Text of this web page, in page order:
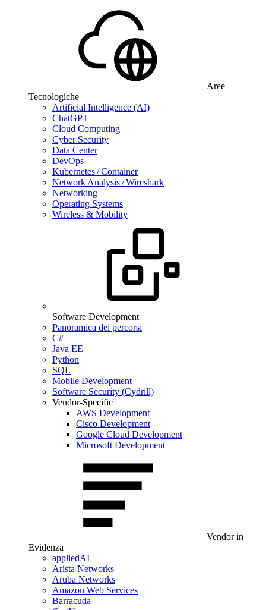
Aree
Tecnologiche
Artificial Intelligence (AI)
ChatGPT
Cloud Computing
Cyber Security
Data Center
DevOps
Kubernetes / Container
Network Analysis / Wireshark
Networking
Operating Systems
Wireless & Mobility
Software Development
Panoramica dei percorsi
C#
Java EE
Python
SQL
Mobile Development
Software Security (Cydrill)
Vendor-Specific
AWS Development
Cisco Development
Google Cloud Development
Microsoft Development
Vendor in
Evidenza
appliedAI
Arista Networks
Aruba Networks
Amazon Web Services
Barracuda